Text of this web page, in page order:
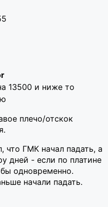
13500 и ниже то
плечо/отскок
что ГМК начал падать, а
дней - если по платине
одновременно.
начали падать.